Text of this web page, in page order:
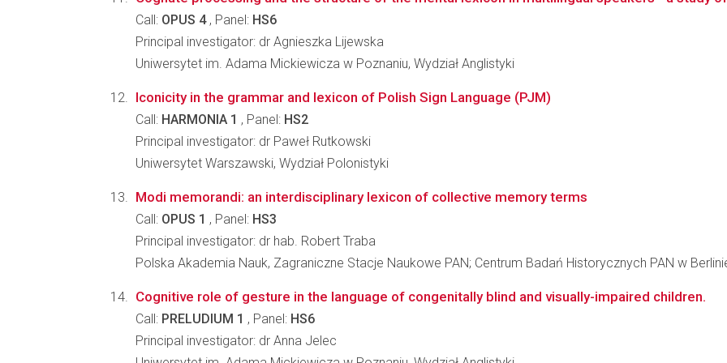
Call: OPUS 4, Panel: HS6
Principal investigator: dr Agnieszka Lijewska
Uniwersytet im. Adama Mickiewicza w Poznaniu, Wydział Anglistyki
Iconicity in the grammar and lexicon of Polish Sign Language (PJM)
Call: HARMONIA 1 , Panel: HS2
Principal investigator: dr Paweł Rutkowski
Uniwersytet Warszawski, Wydział Polonistyki
Modi memorandi: an interdisciplinary lexicon of collective memory terms
Call: OPUS 1 , Panel: HS3
Principal investigator: dr hab. Robert Traba
Polska Akademia Nauk, Zagraniczne Stacje Naukowe PAN; Centrum Badań Historycznych PAN w
Cognitive role of gesture in the language of congenitally blind and visually-impaired children.
Call: PRELUDIUM 1 , Panel: HS6
Principal investigator: dr Anna Jelec